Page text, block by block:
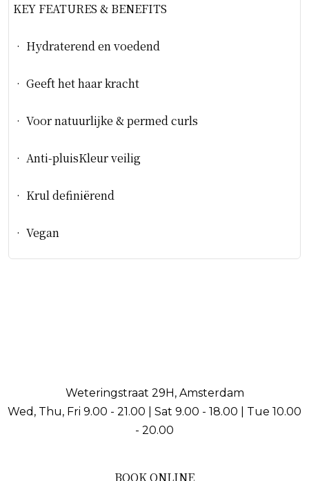
KEY FEATURES & BENEFITS
• Hydraterend en voedend
• Geeft het haar kracht
• Voor natuurlijke & permed curls
• Anti-pluisKleur veilig
• Krul definiërend
• Vegan
Weteringstraat 29H, Amsterdam
Wed, Thu, Fri 9.00 - 21.00 | Sat 9.00 - 18.00 | Tue 10.00
- 20.00
BOOK ONLINE